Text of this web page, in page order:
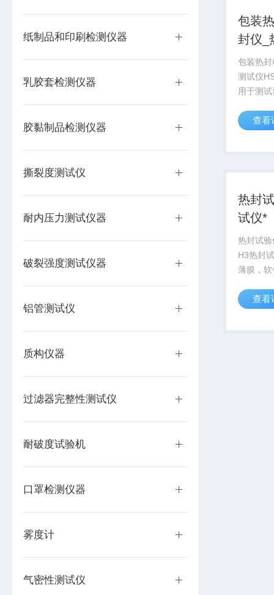
纸制品和印刷检测仪器
乳胶套检测仪器
胶黏制品检测仪器
撕裂度测试仪
耐内压力测试仪器
破裂强度测试仪器
铝管测试仪
质构仪器
过滤器完整性测试仪
耐破度试验机
口罩检测仪器
雾度计
气密性测试仪
包装
封仪_
包装热
测试仪
用于测
时间及
品企业
查看
热封
试仪*
热封试
H3热封
薄膜，
力等参
企业、
查看